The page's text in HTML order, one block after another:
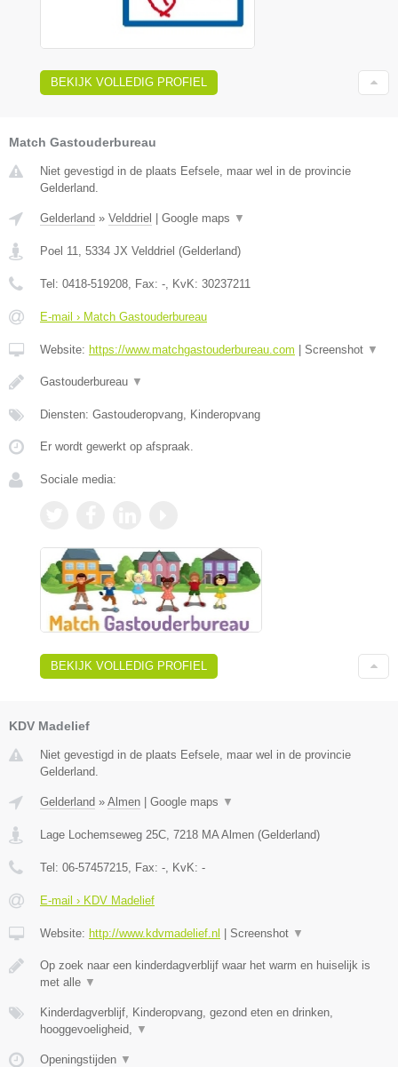
BEKIJK VOLLEDIG PROFIEL
Match Gastouderbureau
Niet gevestigd in de plaats Eefsele, maar wel in de provincie
Gelderland.
Gelderland » Velddriel Google maps ▼
Poel 11, 5334 JX Velddriel (Gelderland)
Tel: 0418-519208, Fax: -, KvK: 30237211
E-mail › Match Gastouderbureau
Website: https://www.matchgastouderbureau.com Screenshot ▼
Gastouderbureau ▼
Diensten: Gastouderopvang, Kinderopvang
Er wordt gewerkt op afspraak.
Sociale media:
BEKIJK VOLLEDIG PROFIEL
KDV Madelief
Niet gevestigd in de plaats Eefsele, maar wel in de provincie
Gelderland.
Gelderland » Almen | Google maps ▼
Lage Lochemseweg 25C 7218 MA Almen (Gelderland)
Tel: 06-57457215 , Fax: - , KvK: -
E-mail › KDV Madelief
Website: http://www.kdvmadelief.nl | Screenshot ▼
Op zoek naar een kinderdagverblijf waar het warm en huiselijk is
met alle ▼
Kinderdagverblijf, Kinderopvang, gezond eten en drinken,
hooggevoeligheid,
▼
Openingstijden ▼